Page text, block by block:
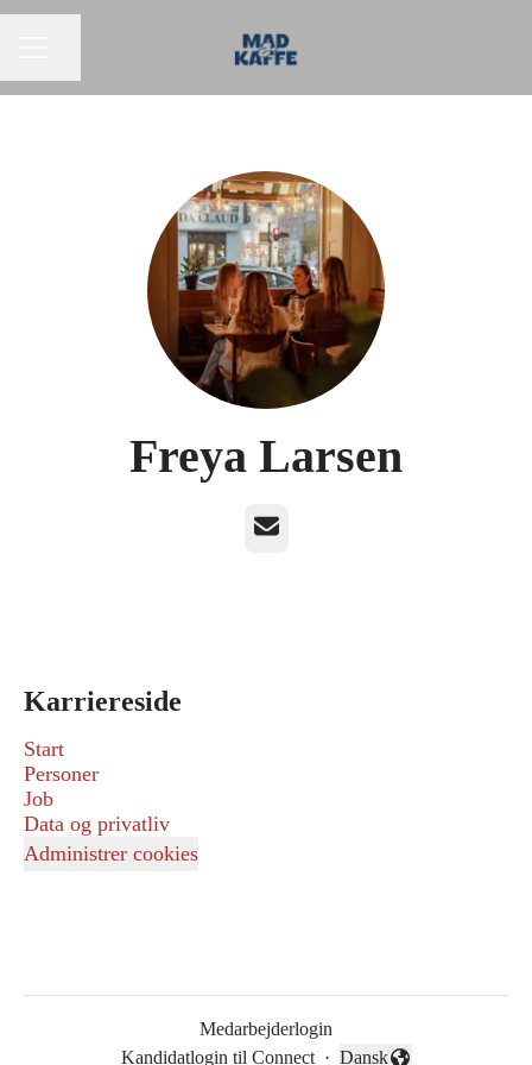
Freya Larsen
E-mail
Karriereside
Start
Personer
Job
Data og privatliv
Administrer cookies
Medarbejderlogin
Kandidatlogin til Connect · Dansk